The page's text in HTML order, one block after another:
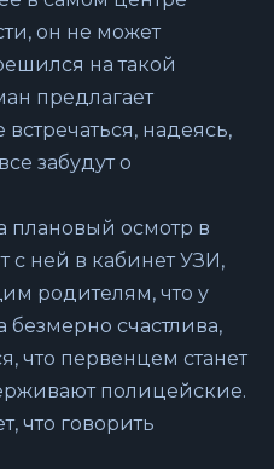
он не может
на такой
предлагает
надеясь,
забудут о
плановый осмотр в
с ней в кабинет УЗИ,
родителям, что у
безмерно счастлива,
что первенцем станет
полицейские.
что говорить